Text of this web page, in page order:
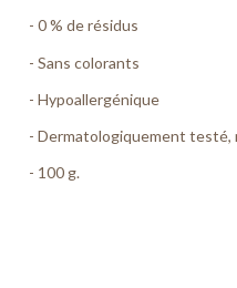
- 0 % de résidus
- Sans colorants
- Hypoallergénique
- Dermatologiquement testé,
- 100 g.